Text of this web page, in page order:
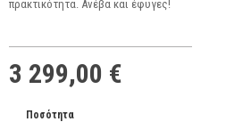
πρακτικότητα. Ανέβα και έφυγες!
3 299,00 €
Ποσότητα